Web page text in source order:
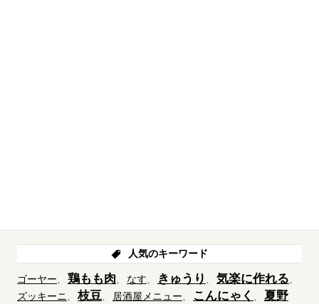
人気のキーワード
ゴーヤー 鶏もも肉 なす きゅうり 気楽に作れる
ズッキーニ 枝豆 居酒屋メニュー こんにゃく
夏野